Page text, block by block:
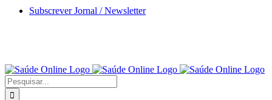
Skip
Subscrever Jornal / Newsletter
Pesquisar